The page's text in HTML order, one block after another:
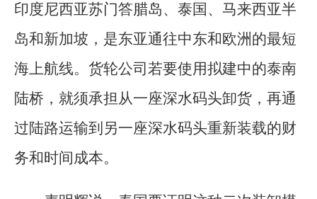
印度尼西亚苏门答腊岛、泰国、马来西亚半
岛和新加坡，是东亚通往中东和欧洲的最短
海上航线。货轮公司若要使用拟建中的泰南
陆桥，就须承担从一座深水码头卸货，再通
过陆路运输到另一座深水码头重新装载的财
务和时间成本。